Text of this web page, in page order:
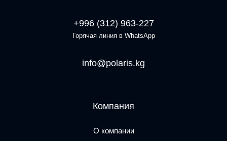
+996 (312) 963-227
Горячая линия в WhatsApp
info@polaris.kg
Компания
О компании